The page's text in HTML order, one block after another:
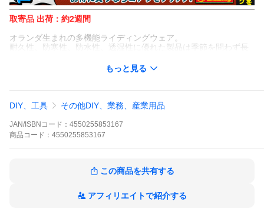
取寄品 出荷：約2週間
オランダ生まれの多機能ライディングウェア。
耐久性、防寒性、防水性、透湿性に優れた製品は季節を問わず長
カジュアル・スポーツ・アドベンチャーと幅広いデザインのアパ
色[カラー]:ブラック
サイズ:XL
材質[素材]:ポリエステル
もっと見る
DIY、工具 その他DIY、業務、産業用品
JAN/ISBNコード： 4550255853167
商品 コード： 4550255853167
この商品を共有する
アフィリエイトで紹介する